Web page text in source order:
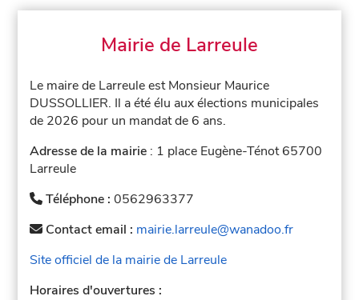
Mairie de Larreule
Le maire de Larreule est Monsieur Maurice
DUSSOLLIER. Il a été élu aux élections municipales
de 2026 pour un mandat de 6 ans.
Adresse de la mairie : 1 place Eugène-Ténot 65700
Larreule
Téléphone :0562963377
Contact email : mairie.larreule@wanadoo.fr
Site officiel de la mairie de Larreule
Horaires d'ouvertures :